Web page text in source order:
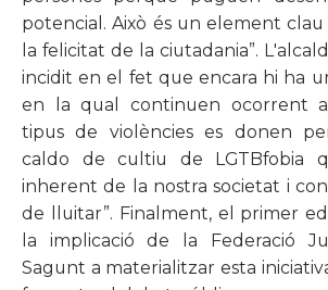
potencial. Això és un element clau
la felicitat de la ciutadania”.
incidit en el fet que encara hi ha
en la qual continuen ocorrent
tipus de violències es donen
caldo de cultiu de LGTBfobia
inherent de la nostra societat i
de lluitar”. Finalment, el primer
la implicació de la Federació
Sagunt a materialitzar esta